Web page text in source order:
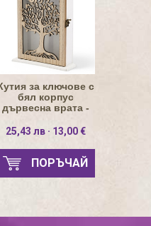
за ключове с
бял корпус
дървесна врата -
25,43 лв · 13,00 €
ПОРЪЧАЙ